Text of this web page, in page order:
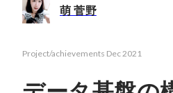
萌 菅野
Project/achievements Dec 2021